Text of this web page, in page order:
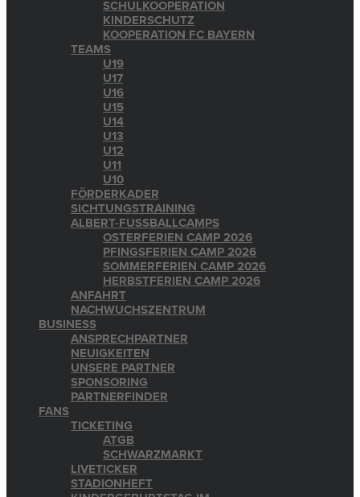
SCHULKOOPERATION
KINDERSCHUTZ
KOOPERATION FC BAYERN
TEAMS
U19
U17
U16
U15
U14
U13
U12
U11
U10
FÖRDERKADER
SICHTUNGSTRAINING
ALBERT-FUSSBALLCAMPS
OSTERFERIEN CAMP 2026
PFINGSFERIEN CAMP 2026
SOMMERFERIEN CAMP 2026
HERBSTFERIEN CAMP 2026
ANFAHRT
NACHWUCHSZENTRUM
BUSINESS
ANSPRECHPARTNER
NEUIGKEITEN
UNSERE PARTNER
SPONSORING
PARTNERFINDER
FANS
TICKETING
ATGB
SCHWARZMARKT
LIVETICKER
STADIONHEFT